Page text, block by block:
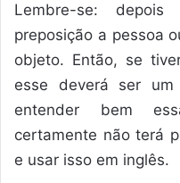
Lembre-se:
preposição a pessoa
objeto. Então, se
esse deverá ser um
entender bem
certamente não terá
e usar isso em inglês.